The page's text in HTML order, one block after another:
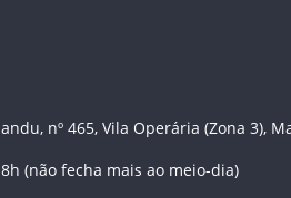
nº 465, Vila Operária (Zona 3),
(não fecha mais ao meio-dia)